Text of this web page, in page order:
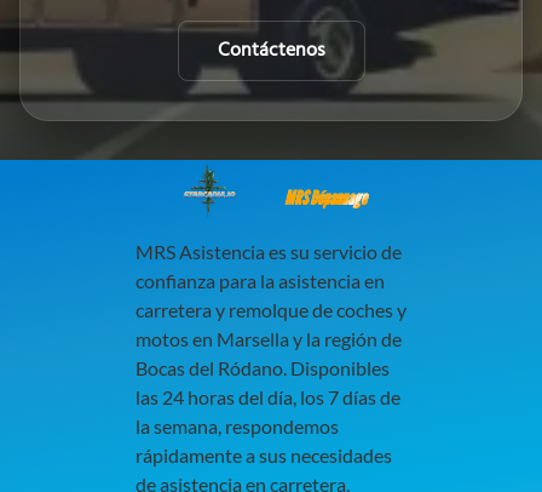
Contáctenos
MRS Dépannage
MRS Asistencia es su servicio de
confianza para la asistencia en
carretera y remolque de coches y
motos en Marsella y la región de
Bocas del Ródano. Disponibles
las 24 horas del día, los 7 días de
la semana, respondemos
rápidamente a sus necesidades
de asistencia en carretera,